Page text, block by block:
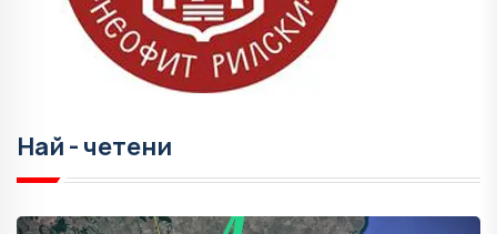
Най - четени